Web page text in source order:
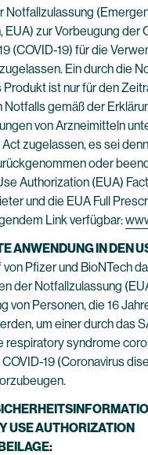
Notfallzulassung
EUA) zur Vorbeugung der
(COVID-19) für die
Ein durch die
ist nur für den
gemäß der
von Arzneimitteln
Act zugelassen, es sei
oder
Authorization (EUA)
und die EUA Full
Link verfügbar:
ANWENDUNG IN DEN
Pfizer und BioNTech
der Notfallzulassung
von Personen, die 16
um einer durch das
respiratory syndrome
19 (Coronavirus
USE AUTHORIZATION